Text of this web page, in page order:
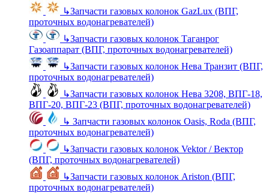
↳Запчасти газовых колонок GazLux (ВПГ,
проточных водонагревателей)
↳Запчасти газовых колонок Таганрог
Газоаппарат (ВПГ, проточных водонагревателей)
↳Запчасти газовых колонок Нева Транзит (ВПГ,
проточных водонагревателей)
↳Запчасти газовых колонок Нева 3208, ВПГ-18,
ВПГ-20, ВПГ-23 (ВПГ, проточных водонагревателей)
↳ Запчасти газовых колонок Oasis, Roda (ВПГ,
проточных водонагревателей)
↳Запчасти газовых колонок Vektor / Вектор
(ВПГ, проточных водонагревателей)
↳Запчасти газовых колонок Ariston (ВПГ,
проточных водонагревателей)